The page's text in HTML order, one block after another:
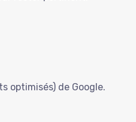
optimisés) de Google.